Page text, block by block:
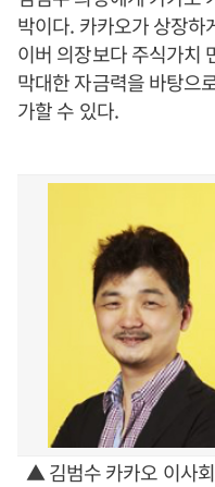
박이다. 카카오가 상장하
이버 의장보다 주식가치
막대한 자금력을 바탕으
가할 수 있다.
▲ 김범수 카카오 이사